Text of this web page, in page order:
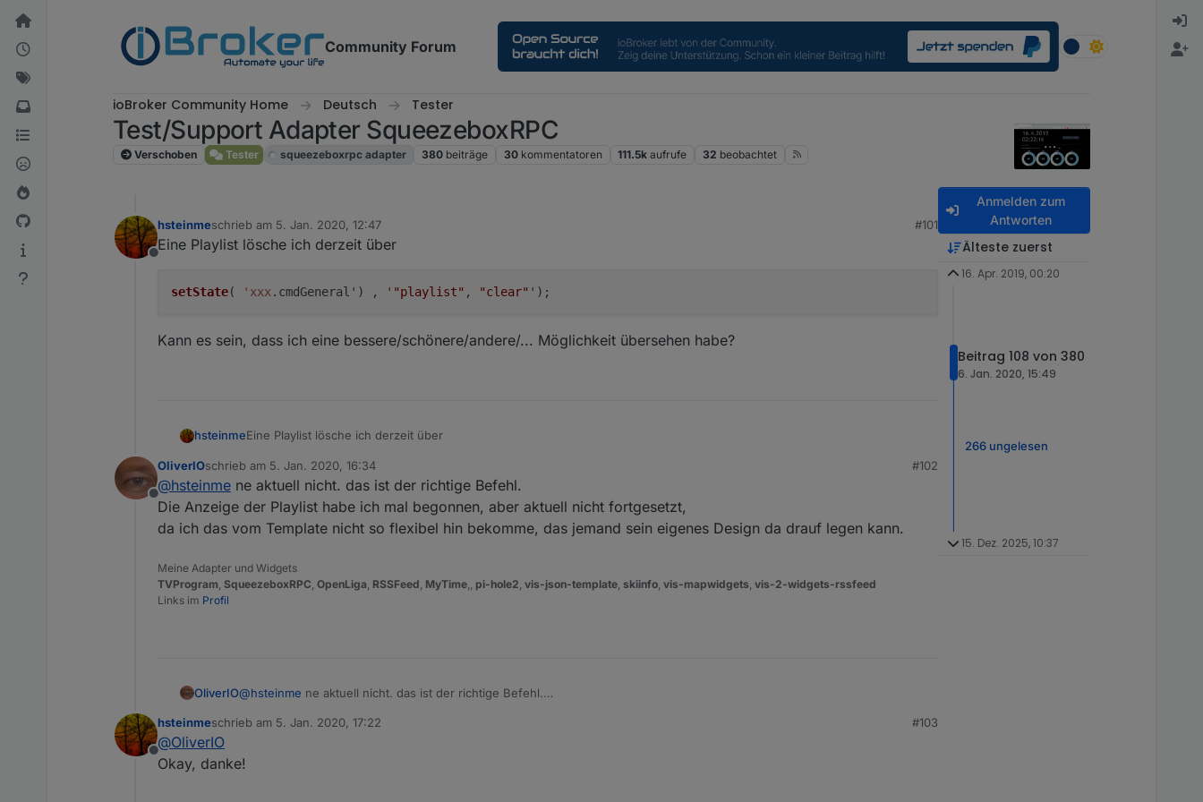
Weiter zum Inhalt
Community Forum
ioBroker Community Home Deutsch Tester
Test/Support Adapter SqueezeboxRPC
Verschoben Tester squeezeboxrpc adapter 380 beiträge 30 kommentatoren 111.5k aufrufe 32 beobachtet
Offline
hsteinmeschrieb am 5. Jan. 2020, 12:47
zuletzt editiert von
#101
Eine Playlist lösche ich derzeit über
setState( 'xxx .cmdGeneral') , ' "playlist" , "clear"
Kann es sein, dass ich eine bessere/schönere/andere/... Möglichkeit übersehen habe?
hsteinmeEine Playlist lösche ich derzeit über
Kann es sein, dass ich eine bessere/schönere/andere/... Möglichkeit übersehen habe?
Offline
OliverIOschrieb am 5. Jan. 2020, 16:34
zuletzt editiert von
#102
@hsteinme ne aktuell nicht. das ist der richtige Befehl.
Die Anzeige der Playlist habe ich mal begonnen, aber aktuell nicht fortgesetzt,
da ich das vom Template nicht so flexibel hin bekomme, das jemand sein eigenes Design da drauf legen kann.
Meine Adapter und Widgets
TVProgram SqueezeboxRPC OpenLiga RSSFeed MyTime pi-hole2 vis-json-template skiinfo vis-mapwidgets vis-2-widgets-rssfeed
Links im Profil
OliverIO@hsteinme ne aktuell nicht. das ist der richtige Befehl.
da ich das vom Template nicht so flexibel hin bekomme, das jemand sein eigenes Design da drauf legen kann.
Offline
hsteinmeschrieb am 5. Jan. 2020, 17:22
zuletzt editiert von
#103
@OliverIO
Okay, danke!
Anmelden zum
Antworten
Älteste zuerst
16. Apr. 2019, 00:20
Beitrag 108 von 380
6. Jan. 2020, 15:49
266 ungelesen
15. Dez. 2025, 10:37